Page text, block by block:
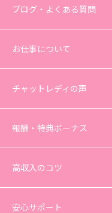
ブログ・よくある質問
お仕事について
チャットレディの声
報酬・特典ボーナス
高収入のコツ
安心サポート